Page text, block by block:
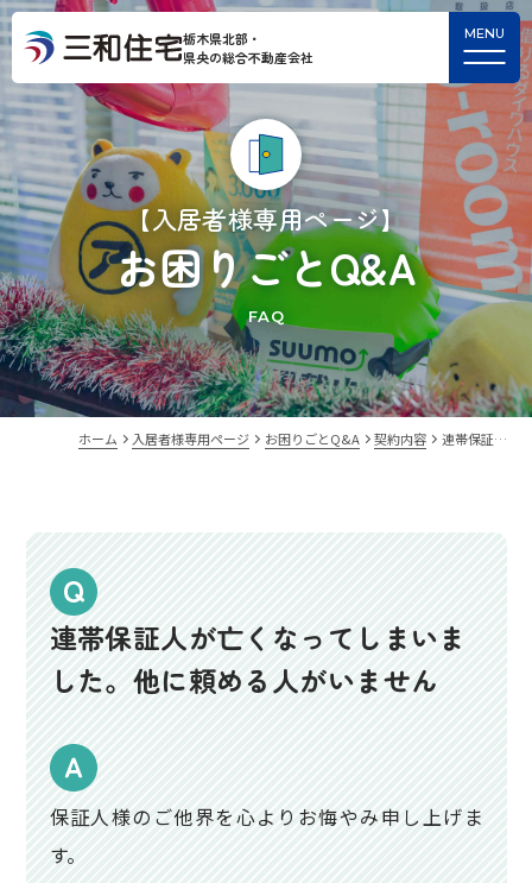
栃木県北部・
県央の総合不動産会社
【入居者様専用ページ】
お困りごとQ&A
FAQ
ホーム 入居者様専用ページ お困りごとQ&A 契約内容 連帯保証…
連帯保証人が亡くなってしまいま
した。他に頼める人がいません
保証人様のご他界を心よりお悔やみ申し上げま
す。